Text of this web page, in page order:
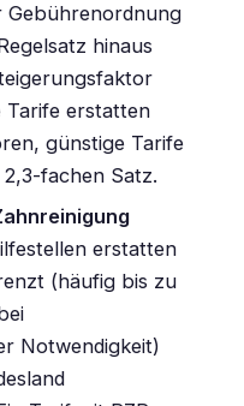
Gebührenordnung
hinaus
Tarife erstatten
günstige Tarife
fachen Satz.
erstatten
(häufig bis zu
Notwendigkeit)